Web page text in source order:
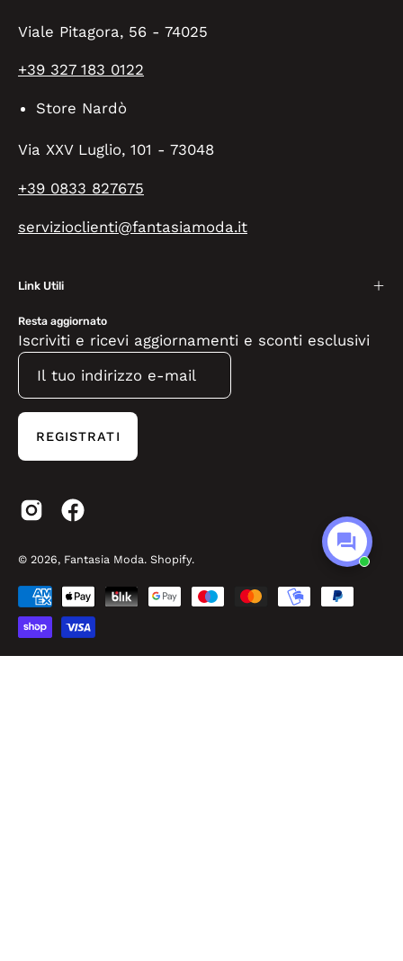
Viale Pitagora, 56 - 74025
+39 327 183 0122
Store Nardò
Via XXV Luglio, 101 - 73048
+39 0833 827675
servizioclienti@fantasiamoda.it
Link Utili
Resta aggiornato
Iscriviti e ricevi aggiornamenti e sconti esclusivi
REGISTRATI
© 2026, Fantasia Moda. Shopify.